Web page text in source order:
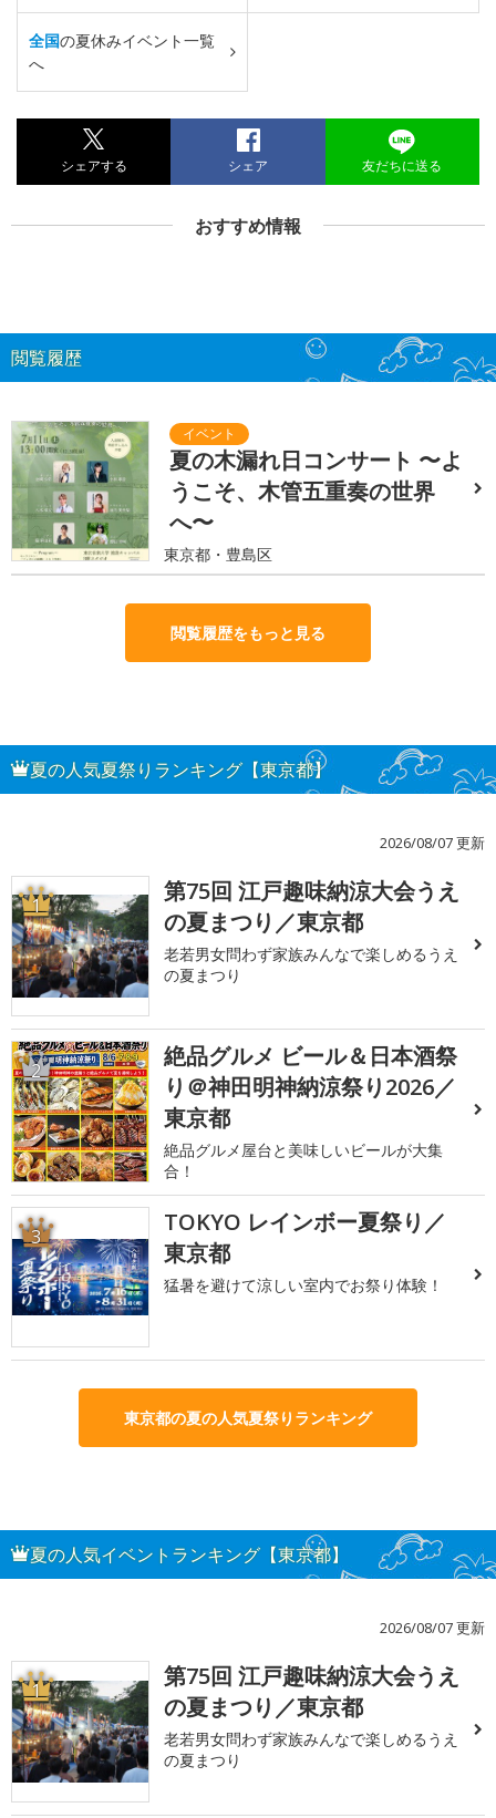
全国の夏休みイベント一覧
へ
シェアする シェア 友だちに送る
おすすめ情報
閲覧履歴
夏の木漏れ日コンサート 〜よ
うこそ、木管五重奏の世界
へ〜
東京都・豊島区
閲覧履歴をもっと見る
夏の人気夏祭りランキング【東京都】
2026/08/07 更新
1
第75回 江戸趣味納涼大会うえ
の夏まつり／東京都
老若男女問わず家族みんなで楽しめるうえ
の夏まつり
2
絶品グルメ ビール＆日本酒祭
り＠神田明神納涼祭り2026／
東京都
絶品グルメ屋台と美味しいビールが大集
合！
3
TOKYO レインボー夏祭り／
東京都
猛暑を避けて涼しい室内でお祭り体験！
東京都の夏の人気夏祭りランキング
夏の人気イベントランキング【東京都】
2026/08/07 更新
1
第75回 江戸趣味納涼大会うえ
の夏まつり／東京都
老若男女問わず家族みんなで楽しめるうえ
の夏まつり